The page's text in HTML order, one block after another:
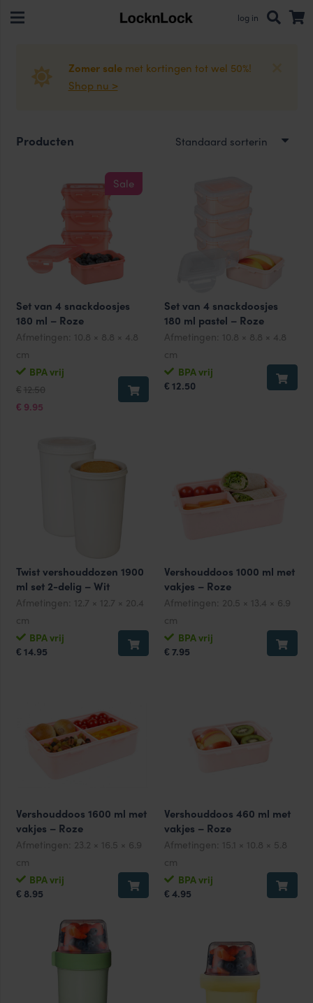
log in
Zomer salemet kortingen tot wel 50%!
Shop nu >
Producten
Sale
Set van 4 snackdoosjes
180 ml – Roze
Afmetingen:
10.8 × 8.8 × 4.8
cm
BPA vrij
€ 12.50
Oorspronkelijke
prijs
was:
€ 9.95
Huidige
prijs
is:
Set van 4 snackdoosjes
180 ml pastel – Roze
Afmetingen:
10.8 × 8.8 × 4.8
cm
BPA vrij
€ 12.50
Twist vershouddozen 1900
ml set 2-delig – Wit
Afmetingen:
12.7 × 12.7 × 20.4
cm
BPA vrij
€ 14.95
Vershouddoos 1000 ml met
vakjes – Roze
Afmetingen: 20.5 × 13.4 × 6.9
cm
BPA vrij
€ 7.95
Vershouddoos 1600 ml met
vakjes – Roze
Afmetingen: 23.2 × 16.5 × 6.9
cm
BPA vrij
€ 8.95
Vershouddoos 460 ml met
vakjes – Roze
Afmetingen:
15.1 × 10.8 × 5.8
cm
BPA vrij
€ 4.95